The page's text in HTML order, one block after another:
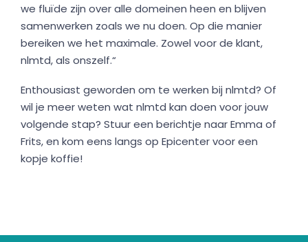
we fluïde zijn over alle domeinen heen en blijven
samenwerken zoals we nu doen. Op die manier
bereiken we het maximale. Zowel voor de klant,
nlmtd, als onszelf.“
Enthousiast geworden om te werken bij nlmtd? Of
wil je meer weten wat nlmtd kan doen voor jouw
volgende stap? Stuur een berichtje naar Emma of
Frits, en kom eens langs op Epicenter voor een
kopje koffie!